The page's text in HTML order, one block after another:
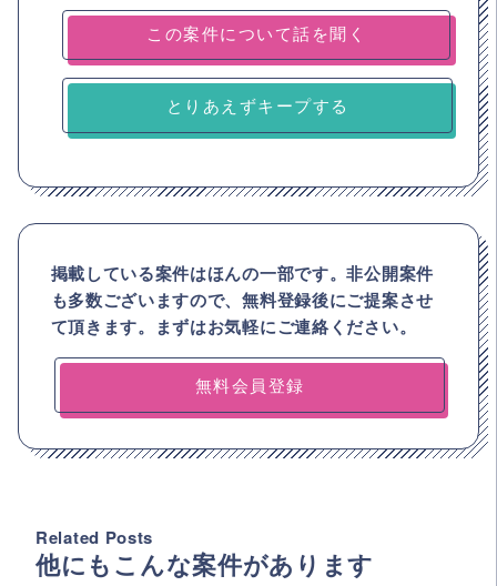
とりあえずキープする
掲載している案件はほんの一部です。非公開案件
も多数ございますので、無料登録後にご提案させ
て頂きます。まずはお気軽にご連絡ください。
無料会員登録
Related Posts
他にもこんな案件があります